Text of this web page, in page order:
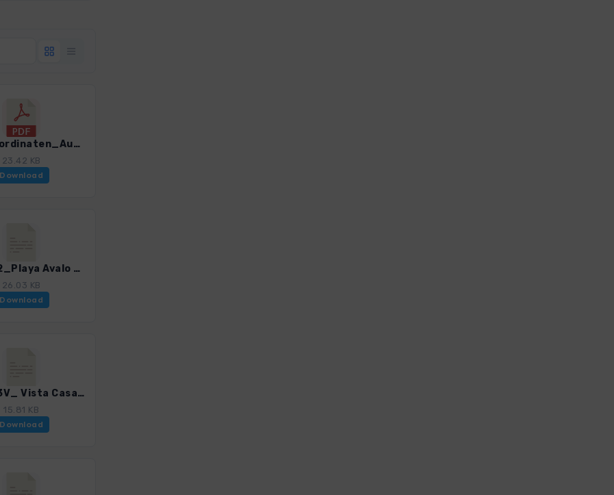
GPS-Koordinaten_Ausgangspunkte_WF_La_Gomera.pdf
23.42 KB
Download
Gom_02_Playa Avalo - Puntallana.gpx
26.03 KB
Download
Gom_03V_ Vista Casas de Cuevas Blancas.gpx
15.81 KB
Download